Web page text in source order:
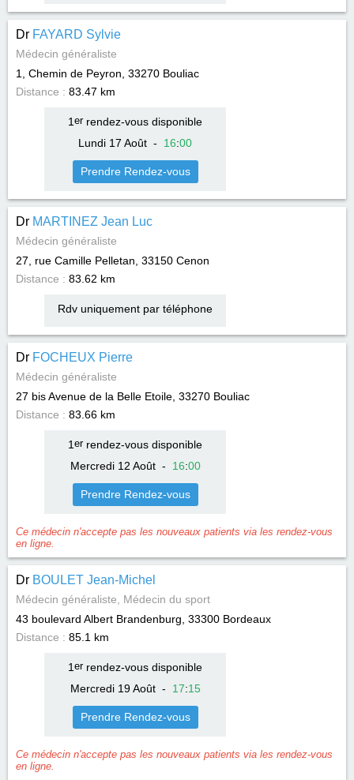
Dr FAYARD Sylvie
Médecin généraliste
1, Chemin de Peyron, 33270 Bouliac
Distance : 83.47 km
1 errendez-vous disponible
Lundi 17 Août - 16:00
Prendre Rendez-vous
Dr MARTINEZ Jean Luc
Médecin généraliste
27, rue Camille Pelletan, 33150 Cenon
Distance : 83.62 km
Rdv uniquement par téléphone
Dr FOCHEUX Pierre
Médecin généraliste
27 bis Avenue de la Belle Etoile, 33270 Bouliac
Distance : 83.66 km
1 errendez-vous disponible
Mercredi 12 Août- 16:00
Prendre Rendez-vous
Ce médecin n'accepte pas les nouveaux patients via les rendez-vous
en ligne.
Dr BOULET Jean-Michel
Médecin généraliste, Médecin du sport
43 boulevard Albert Brandenburg, 33300 Bordeaux
Distance : 85.1 km
1 errendez-vous disponible
Mercredi 19 Août- 17:15
Prendre Rendez-vous
Ce médecin n'accepte pas les nouveaux patients via les rendez-vous
en ligne.